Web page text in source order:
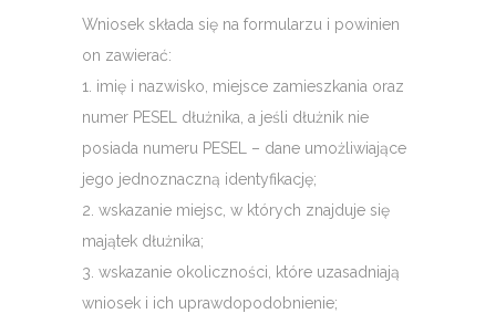
Wniosek składa się na formularzu i powinien
on zawierać:
1. imię i nazwisko, miejsce zamieszkania oraz
numer PESEL dłużnika, a jeśli dłużnik nie
posiada numeru PESEL – dane umożliwiające
jego jednoznaczną identyfikację;
2. wskazanie miejsc, w których znajduje się
majątek dłużnika;
3. wskazanie okoliczności, które uzasadniają
wniosek i ich uprawdopodobnienie;